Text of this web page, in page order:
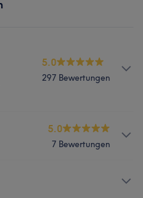
5.0
297 Bewertungen
& bin 33 Jahre jung . Ich
darin gefunden Wimpern
ich euch schöne
5.0
7 Bewertungen